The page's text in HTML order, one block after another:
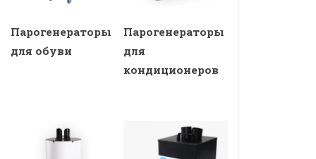
Парогенераторы
для обуви
Парогенераторы
для
кондиционеров